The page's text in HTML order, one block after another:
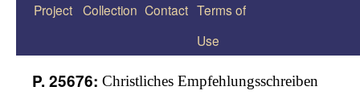
Zum
Project Collection Contact Terms of
Use
P. 25676: Christliches Empfehlungsschreiben